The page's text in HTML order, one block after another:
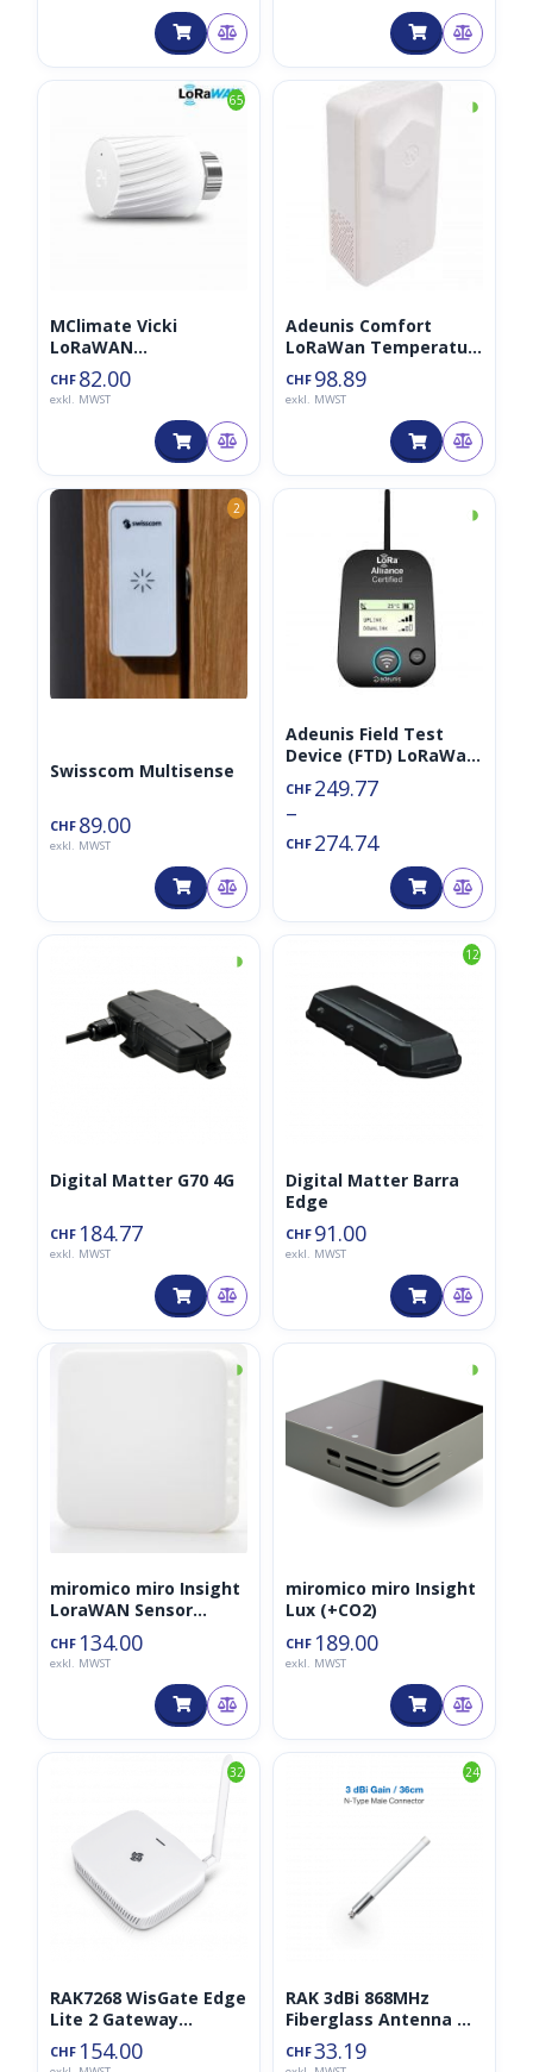
65
MClimate Vicki
LoRaWAN
Heizkörperthermostat
(Rugged)
CHF 82.00
exkl. MWST
◑
Adeunis Comfort
LoRaWan Temperatur
und Luftfeuchtigkeits
Enviroment Sensor
868MHz
CHF 98.89
exkl. MWST
2
Swisscom Multisense
CHF 89.00
exkl. MWST
◑
Adeunis Field Test
Device (FTD) LoRaWan
868MHz Network
Tester (opt. inkl.
Swisscom
Konnektivität)
CHF 249.77
–
CHF 274.74
◑
Digital Matter G70 4G
CHF 184.77
exkl. MWST
12
Digital Matter Barra
Edge
CHF 91.00
exkl. MWST
◑
miromico miro Insight
LoraWAN Sensor
(+CO2)
CHF 134.00
exkl. MWST
◑
miromico miro Insight
Lux (+CO2)
CHF 189.00
exkl. MWST
32
RAK7268 WisGate Edge
Lite 2 Gateway
LoRaWan 868MHz
(RAK7268V2)
CHF 154.00
24
RAK 3dBi 868MHz
Fiberglass Antenna N-
Type Connector
CHF33.19